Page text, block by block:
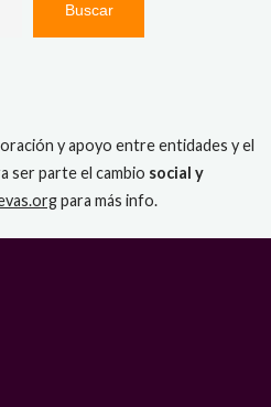
Buscar
y apoyo entre entidades y el
ser parte el cambio social y
para más info.